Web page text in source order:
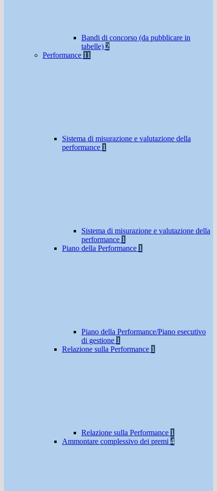
Bandi di concorso (da pubblicare in
tabelle) 2
Performance 11
Sistema di misurazione e valutazione della
performance 1
Sistema di misurazione e valutazione della
performance 1
Piano della Performance 1
Piano della Performance/Piano esecutivo
di gestione 1
Relazione sulla Performance 1
Relazione sulla Performance 1
Ammontare complessivo dei premi 4